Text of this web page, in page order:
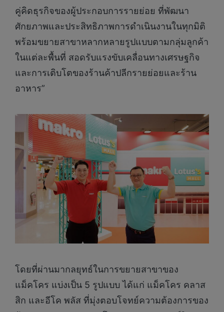
คู่คิดธุรกิจของผู้ประกอบการรายย่อย ที่พัฒนา
ศักยภาพและประสิทธิภาพการดำเนินงานในทุกมิติ
พร้อมขยายสาขาหลากหลายรูปแบบตามกลุ่มลูกค้า
ในแต่ละพื้นที่ สอดรับแรงขับเคลื่อนทางเศรษฐกิจ
และการเติบโตของร้านค้าปลีกรายย่อยและร้าน
อาหาร”
โดยที่ผ่านมากลยุทธ์ในการขยายสาขาของ
แม็คโคร แบ่งเป็น 5 รูปแบบ ได้แก่ แม็คโคร คลาส
สิก และอีโค พลัส ที่มุ่งตอบโจทย์ความต้องการของ